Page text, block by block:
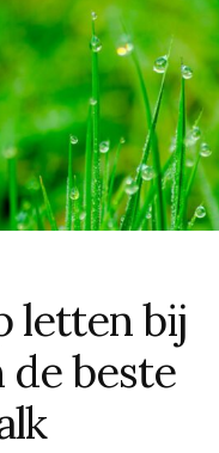
IS
letten bij
de beste